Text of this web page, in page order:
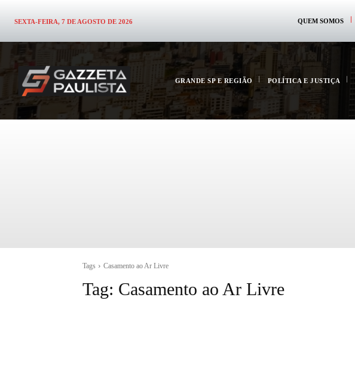
SEXTA-FEIRA, 7 DE AGOSTO DE 2026 QUEM SOMOS
GRANDE SP E REGIÃO POLÍTICA E JUSTIÇA
Tags Casamento ao Ar Livre
Tag: Casamento ao Ar Livre